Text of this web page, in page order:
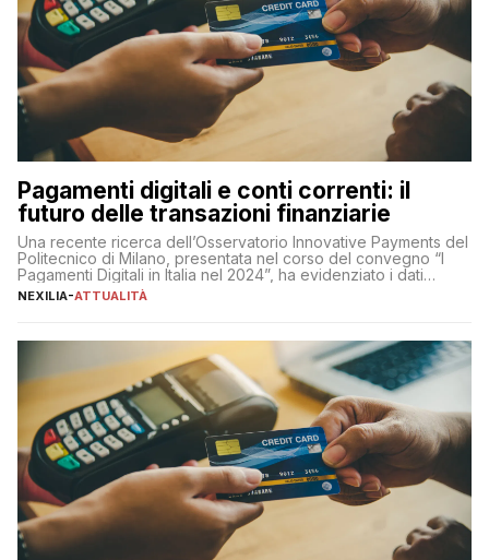
Pagamenti digitali e conti correnti: il
futuro delle transazioni finanziarie
Una recente ricerca dell’Osservatorio Innovative Payments del
Politecnico di Milano, presentata nel corso del convegno “I
Pagamenti Digitali in Italia nel 2024”, ha evidenziato i dati
definitivi del primo semestre 2024 relativamente alle
NEXILIA-ATTUALITÀ